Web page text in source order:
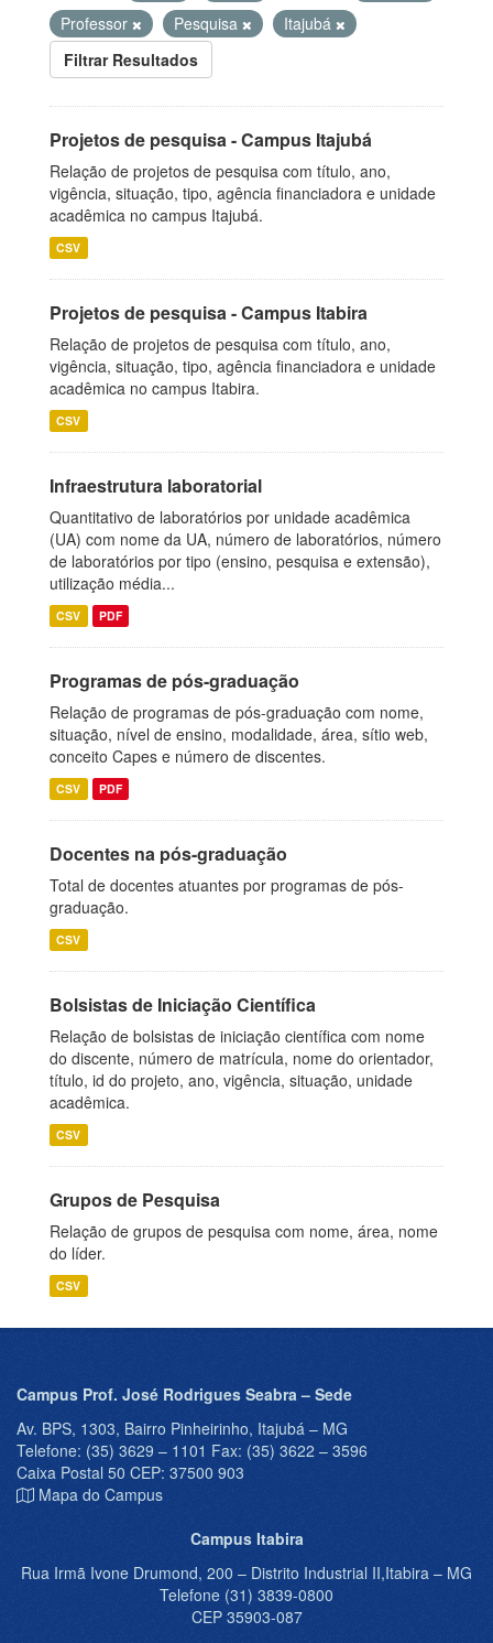
Professor
Pesquisa
Itajubá
Filtrar Resultados
Projetos de pesquisa - Campus Itajubá
Relação de projetos de pesquisa com título, ano,
vigência, situação, tipo, agência financiadora e unidade
acadêmica no campus Itajubá.
CSV
Projetos de pesquisa - Campus Itabira
Relação de projetos de pesquisa com título, ano,
vigência, situação, tipo, agência financiadora e unidade
acadêmica no campus Itabira.
CSV
Infraestrutura laboratorial
Quantitativo de laboratórios por unidade acadêmica
(UA) com nome da UA, número de laboratórios, número
de laboratórios por tipo (ensino, pesquisa e extensão),
utilização média...
CSV PDF
Programas de pós-graduação
Relação de programas de pós-graduação com nome,
situação, nível de ensino, modalidade, área, sítio web,
conceito Capes e número de discentes.
CSV PDF
Docentes na pós-graduação
Total de docentes atuantes por programas de pós-
graduação.
CSV
Bolsistas de Iniciação Científica
Relação de bolsistas de iniciação científica com nome
do discente, número de matrícula, nome do orientador,
título, id do projeto, ano, vigência, situação, unidade
acadêmica.
CSV
Grupos de Pesquisa
Relação de grupos de pesquisa com nome, área, nome
do líder.
CSV
Campus Prof. José Rodrigues Seabra – Sede
Av. BPS, 1303, Bairro Pinheirinho, Itajubá – MG
Telefone: (35) 3629 – 1101 Fax: (35) 3622 – 3596
Caixa Postal 50 CEP: 37500 903
Mapa do Campus
Campus Itabira
Rua Irmã Ivone Drumond, 200 – Distrito Industrial II,Itabira – MG
Telefone (31) 3839-0800
CEP 35903-087